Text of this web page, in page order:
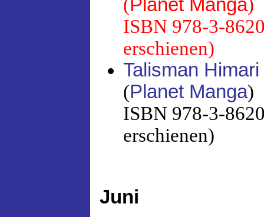
(Planet Manga)
ISBN 978-3-
erschienen)
Talisman Himari
(Planet Manga)
ISBN 978-3-
erschienen)
Juni